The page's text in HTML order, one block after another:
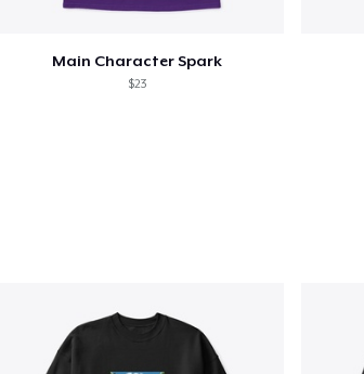
Main Character Spark
$23